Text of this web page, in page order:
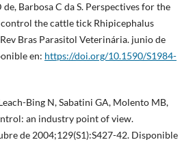
de, Barbosa C da S. Perspectives for the
the cattle tick Rhipicephalus
Bras Parasitol Veterinária. junio de
en: https://doi.org/10.1590/S1984-
Bing N, Sabatini GA, Molento MB,
an industry point of view.
de 2004;129(S1):S427-42. Disponible